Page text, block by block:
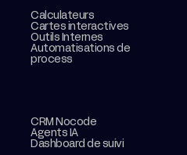
Calculateurs
Cartes interactives
Outils Internes
Automatisations de
process
CRM Nocode
Agents IA
Dashboard de suivi